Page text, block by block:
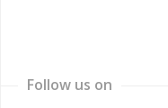
Follow us on